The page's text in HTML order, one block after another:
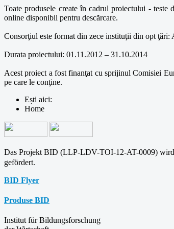
Toate produsele create în cadrul proiectului -
online disponibil pentru descărcare.
Consorţiul este format din zece instituţii din opt
Durata proiectului: 01.11.2012 – 31.10.2014
Acest proiect a fost finanţat cu sprijinul Comisiei
pe care le conţine.
Ești aici:
Home
Das Projekt BID (LLP-LDV-TOI-12-AT-0009)
gefördert.
BID Flyer
Produse BID
Institut für Bildungsforschung